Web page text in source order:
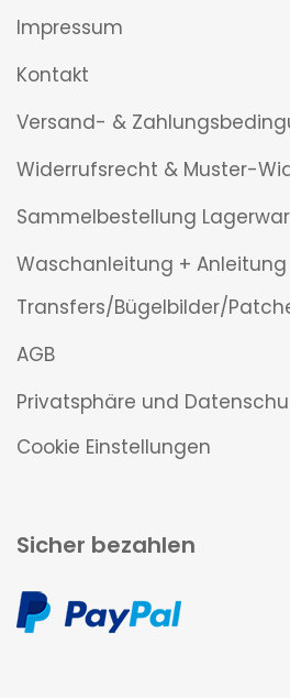
Impressum
Kontakt
Versand- &
Widerrufsrecht & Muster-
Sammelbestellung
Waschanleitung +
Transfers/Bügelbilder/
AGB
Privatsphäre und
Cookie Einstellungen
Sicher bezahlen